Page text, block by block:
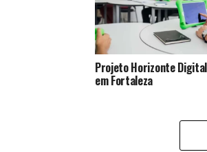
Projeto Horizonte
em Fortaleza